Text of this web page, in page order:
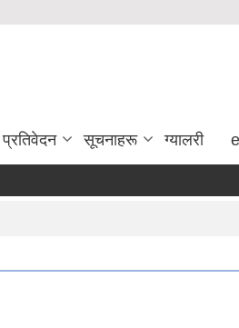
प्रतिवेदन सूचनाहरू ग्यालरी